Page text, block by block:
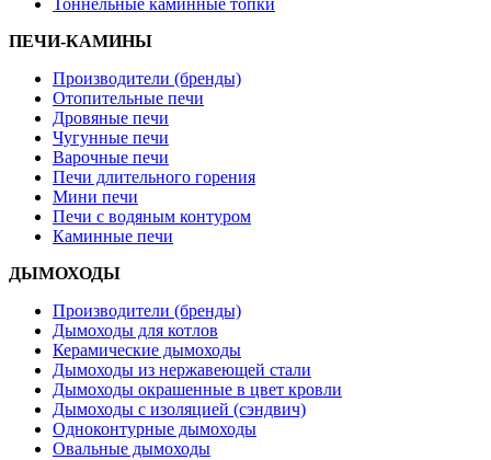
Тоннельные каминные топки
ПЕЧИ-КАМИНЫ
Производители (бренды)
Отопительные печи
Дровяные печи
Чугунные печи
Варочные печи
Печи длительного горения
Мини печи
Печи с водяным контуром
Каминные печи
ДЫМОХОДЫ
Производители (бренды)
Дымоходы для котлов
Керамические дымоходы
Дымоходы из нержавеющей стали
Дымоходы окрашенные в цвет кровли
Дымоходы с изоляцией (сэндвич)
Одноконтурные дымоходы
Овальные дымоходы